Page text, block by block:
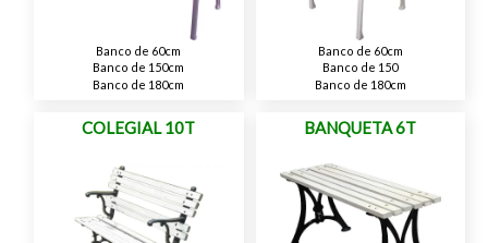
Banco de 60cm
Banco de 150cm
Banco de 180cm
Banco de 60cm
Banco de 150
Banco de 180cm
COLEGIAL 10T BANQUETA 6T